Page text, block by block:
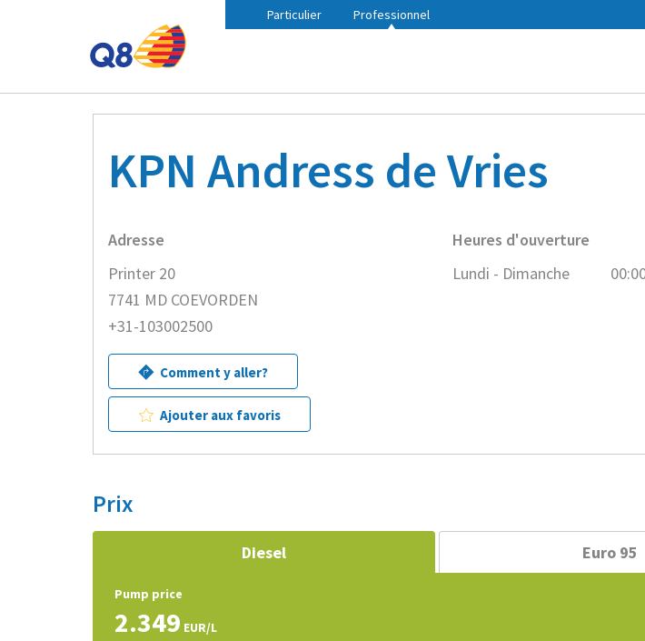
Particulier Professionnel
KPN Andress de Vries
Adresse
Printer 20
7741 MD COEVORDEN
+31-103002500
Comment y aller?
Ajouter aux favoris
Heures d'ouverture
Lundi - Dimanche
Prix
Diesel Euro 95
Pump price
2.349 EUR/L